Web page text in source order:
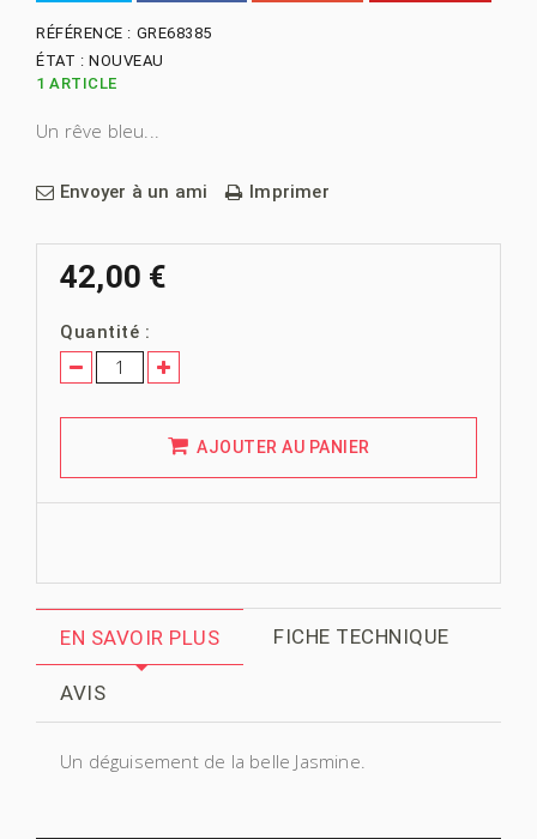
RÉFÉRENCE : GRE68385
ÉTAT : NOUVEAU
1 ARTICLE
Un rêve bleu...
Envoyer à un ami Imprimer
42,00 €
Quantité :
AJOUTER AU PANIER
EN SAVOIR PLUS FICHE TECHNIQUE
AVIS
Un déguisement de la belle Jasmine.